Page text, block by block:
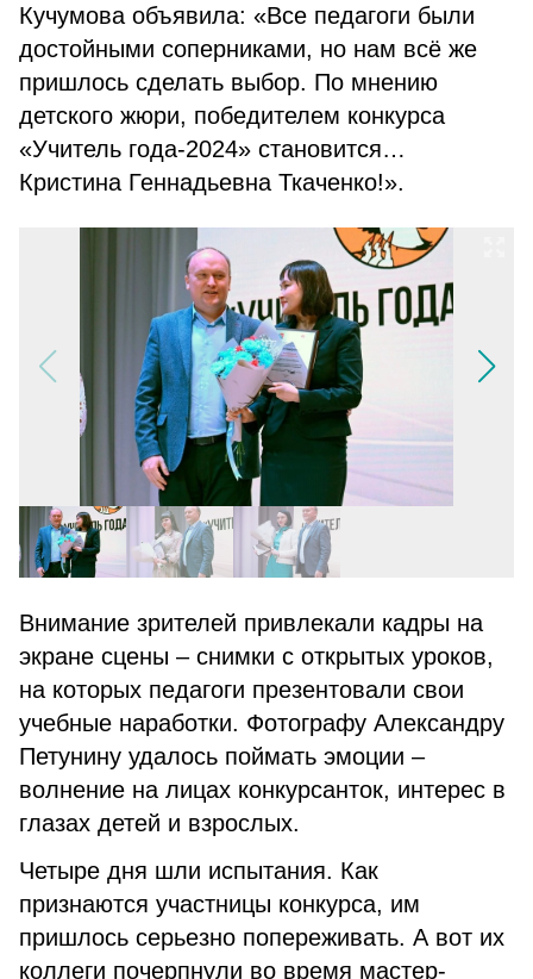
Кучумова объявила: «Все педагоги были
достойными соперниками, но нам всё же
пришлось сделать выбор. По мнению
детского жюри, победителем конкурса
«Учитель года-2024» становится…
Кристина Геннадьевна Ткаченко!».
Внимание зрителей привлекали кадры на
экране сцены – снимки с открытых уроков,
на которых педагоги презентовали свои
учебные наработки. Фотографу Александру
Петунину удалось поймать эмоции –
волнение на лицах конкурсанток, интерес в
глазах детей и взрослых.
Четыре дня шли испытания. Как
признаются участницы конкурса, им
пришлось серьезно попереживать. А вот их
коллеги почерпнули во время мастер-